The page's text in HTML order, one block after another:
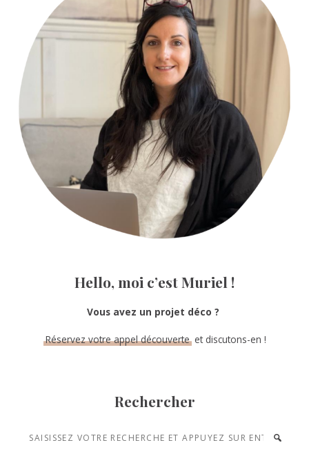
Hello, moi c’est Muriel !
Vous avez un projet déco ?
Réservez votre appel découverteet discutons-en !
Rechercher
Saisissez